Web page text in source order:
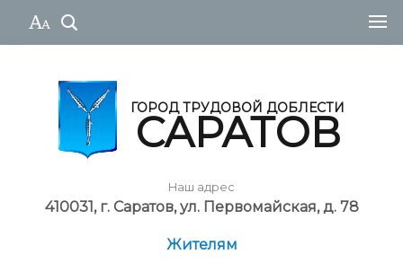
ГОРОД ТРУДОВОЙ ДОБЛЕСТИ
САРАТОВ
Наш адрес
410031, г. Саратов, ул. Первомайская, д. 78
Жителям